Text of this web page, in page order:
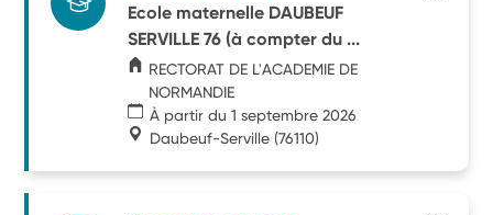
Ecole maternelle DAUBEUF
SERVILLE 76 (à compter du ...
RECTORAT DE L'ACADEMIE DE
NORMANDIE
À partir du 1 septembre 2026
Daubeuf-Serville (76110)